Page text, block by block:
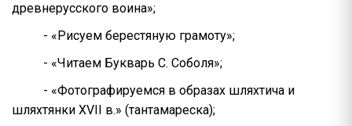
древнерусского воина»;
- «Рисуем берестяную грамоту»;
- «Читаем Букварь С. Соболя»;
- «Фотографируемся в образах шляхтича и
шляхтянки XVII в.» (тантамареска);